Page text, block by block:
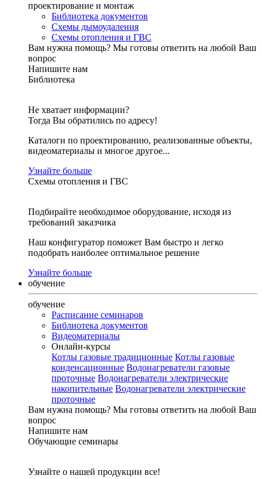
проектирование и монтаж
Библиотека документов
Схемы дымоудаления
Схемы отопления и ГВС
Вам нужна помощь? Мы готовы ответить на любой Ваш
вопрос
Напишите нам
Библиотека
Не хватает информации?
Тогда Вы обратились по адресу!
Каталоги по проектированию, реализованные объекты,
видеоматериалы и многое другое...
Узнайте больше
Схемы отопления и ГВС
Подбирайте необходимое оборудование, исходя из
требований заказчика
Наш конфигуратор поможет Вам быстро и легко
подобрать наиболее оптимальное решение
Узнайте больше
обучение
обучение
Расписание семинаров
Библиотека документов
Видеоматериалы
Онлайн-курсы
Котлы газовые традиционные Котлы газовые
конденсационные Водонагреватели газовые
проточные Водонагреватели электрические
накопительные Водонагреватели электрические
проточные
Вам нужна помощь? Мы готовы ответить на любой Ваш
вопрос
Напишите нам
Обучающие семинары
Узнайте о нашей продукции все!